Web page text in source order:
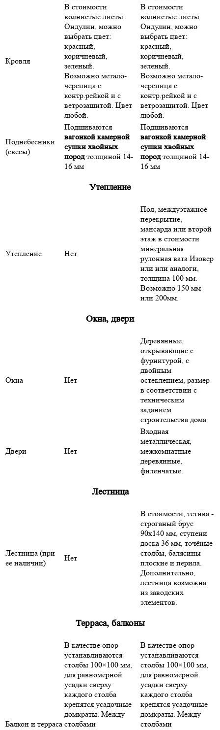
Кровля
В стоимости
волнистые листы
Ондулин, можно
выбрать цвет:
красный,
коричневый,
зеленый.
Возможно метало-
черепица с
контр.рейкой и с
ветрозащитой. Цвет
любой.
В стоимости
волнистые листы
Ондулин, можно
выбрать цвет:
красный,
коричневый,
зеленый.
Возможно метало-
черепица с
контр.рейкой и с
ветрозащитой. Цвет
любой.
Поднебесники
(свесы)
Подшиваются
вагонкой камерной
сушки хвойных
породтолщиной 14-
16 мм
Подшиваются
вагонкой камерной
сушки хвойных
породтолщиной 14-
16 мм
Утепление
Утепление Нет
Пол, междуэтажное
перекрытие,
мансарда или второй
этаж в стоимости
минеральная
рулонная вата Изовер
или или аналоги,
толщина 100 мм.
Возможно 150 мм
или 200мм.
Окна, двери
Окна Нет
Деревянные,
открывающие с
фурнитурой, с
двойным
остеклением, размер
в соответствии с
техническим
заданием
строительства дома
Двери Нет
Входная
металлическая,
межкомнатные
деревянные,
филенчатые.
Лестница
Лестница (при
ее наличии)
Нет
В стоимости, тетива -
строганый брус
90х140 мм, ступени
доска 36 мм, точёные
столбы, балясины
плоские и перила.
Дополнительно,
лестница возможна
из заводских
элементов.
Терраса, балконы
Балкон и терраса
В качестве опор
устанавливаются
столбы 100×100 мм,
для равномерной
усадки сверху
каждого столба
крепятся усадочные
домкраты. Между
столбами
В качестве опор
устанавливаются
столбы 100×100 мм,
для равномерной
усадки сверху
каждого столба
крепятся усадочные
домкраты. Между
столбами